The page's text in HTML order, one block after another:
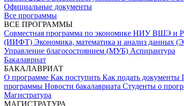
Официальные документы
Все программы
ВСЕ ПРОГРАММЫ
Совместная программа по экономике НИУ ВШЭ и
(ИИФТ) Экономика, математика и анализ данных
Управление благосостоянием (МУБ) Аспирантура
Бакалавриат
БАКАЛАВРИАТ
О программе Как поступить Как подать документы
программы Новости бакалавриата Студенты о
Магистратура
МАГИСТРАТУРА